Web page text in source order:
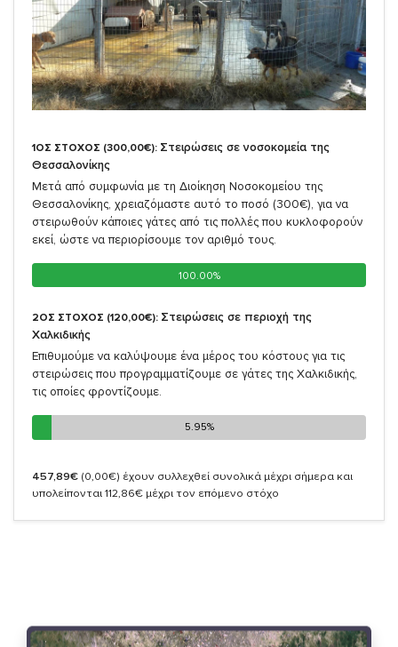
1ΟΣ ΣΤΟΧΟΣ (300,00€): Στειρώσεις σε νοσοκομεία της
Θεσσαλονίκης
Μετά από συμφωνία με τη Διοίκηση Νοσοκομείου της
Θεσσαλονίκης, χρειαζόμαστε αυτό το ποσό (300€), για να
στειρωθούν κάποιες γάτες από τις πολλές που κυκλοφορούν
εκεί, ώστε να περιορίσουμε τον αριθμό τους.
100.00%
100.00%
2ΟΣ ΣΤΟΧΟΣ (120,00€): Στειρώσεις σε περιοχή της
Χαλκιδικής
Επιθυμούμε να καλύψουμε ένα μέρος του κόστους για τις
στειρώσεις που προγραμματίζουμε σε γάτες της Χαλκιδικής,
τις οποίες φροντίζουμε.
5.95%
5.95%
457,89€ (0,00€) έχουν συλλεχθεί συνολικά μέχρι σήμερα και
υπολείπονται 112,86€ μέχρι τον επόμενο στόχο